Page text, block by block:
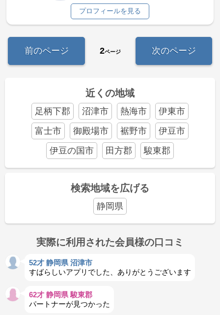
プロフィールを見る
前のページ 2ページ 次のページ
近くの地域
足柄下郡 沼津市 熱海市
伊東市
富士市
御殿場市 裾野市
伊豆市
伊豆の国市
田方郡 駿東郡
検索地域を広げる
静岡県
実際に利用された会員様の口コミ
52才 静岡県 沼津市
すばらしいアプリでした、ありがとうございます
62才 静岡県 駿東郡
パートナーが見つかった